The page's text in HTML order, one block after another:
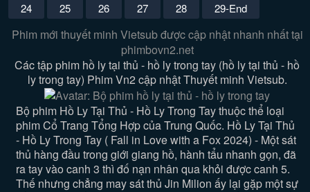
24
25 26 27 28 29-End
Phim mới thuyết minh Vietsub được cập nhật nhanh nhất tại
phimbovn2.net
Các tập phim hồ ly tại thủ - hồ ly trong tay (hồ ly tại thủ - hồ
ly trong tay) Phim Vn2 cập nhật Thuyết minh Vietsub.
Bộ phim Hồ Ly Tại Thủ - Hồ Ly Trong Tay thuộc thể loại
phim Cổ Trang Tổng Hợp của Trung Quốc. Hồ Ly Tại Thủ
- Hồ Ly Trong Tay ( Fall in Love with a Fox 2024) - Một sát
thủ hàng đầu trong giới giang hồ, hành tẩu nhanh gọn, đã
ra tay vào canh 3 thì đố nạn nhân qua khỏi được canh 5.
Thế nhưng chẳng may sát thủ Jin Milion ấy lại gặp một sự